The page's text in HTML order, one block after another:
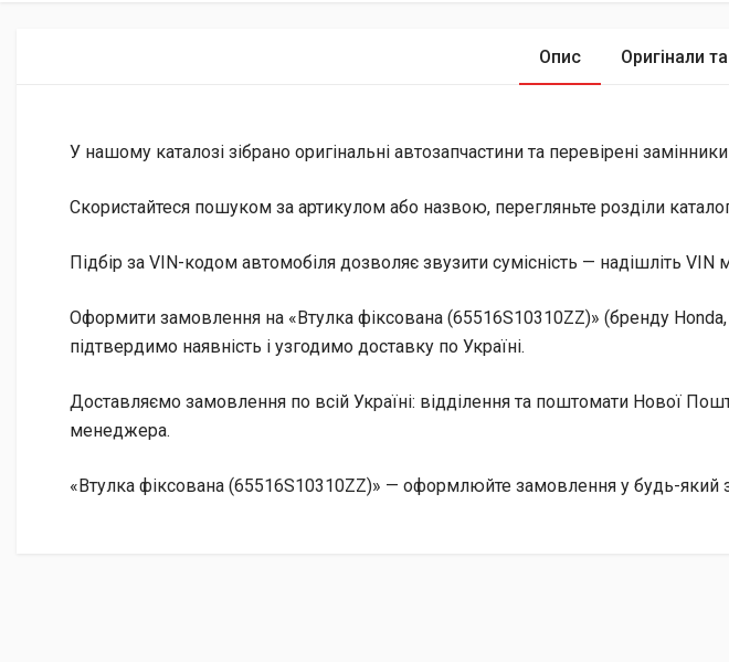
Опис Оригінали
У нашому каталозі зібрано оригінальні автозапчастини та перевірені
Скористайтеся пошуком за артикулом або назвою, перегляньте розділи
Підбір за VIN-кодом автомобіля дозволяє звузити сумісність — надішліть
Оформити замовлення на «Втулка фіксована (65516S10310ZZ)» (бренду
підтвердимо наявність і узгодимо доставку по Україні.
Доставляємо замовлення по всій Україні: відділення та поштомати Нової
менеджера.
«Втулка фіксована (65516S10310ZZ)» — оформлюйте замовлення у будь-який